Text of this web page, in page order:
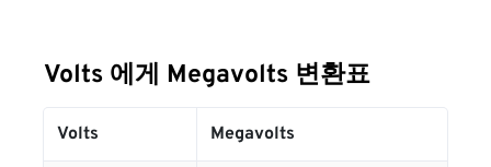
Volts 에게 Megavolts 변환표
Volts Megavolts